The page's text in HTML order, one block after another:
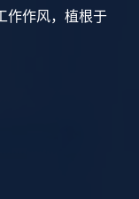
作作风，植根于